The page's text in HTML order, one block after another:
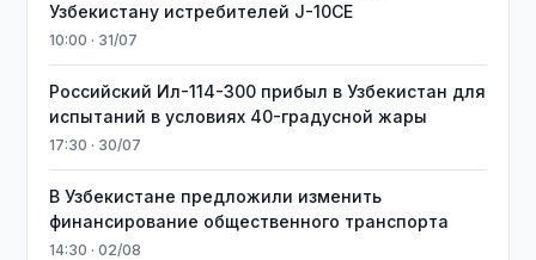
Узбекистану истребителей J-10CE
10:00 · 31/07
Российский Ил-114-300 прибыл в Узбекистан для
испытаний в условиях 40-градусной жары
17:30 · 30/07
В Узбекистане предложили изменить
финансирование общественного транспорта
14:30 · 02/08